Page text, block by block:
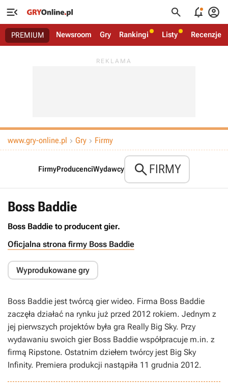
   
PREMIUM Newsroom Gry Rankingi Listy Recenzje
www.gry-online.pl  Gry  Firmy
FirmyProducenciWydawcy FIRMY
Boss Baddie
Boss Baddie to producent gier.
Oficjalna strona firmy Boss Baddie
Wyprodukowane gry
Boss Baddie jest twórcą gier wideo. Firma Boss Baddie
zaczęła działać na rynku już przed 2012 rokiem. Jednym z
jej pierwszych projektów była gra Really Big Sky. Przy
wydawaniu swoich gier Boss Baddie współpracuje m.in. z
firmą Ripstone. Ostatnim dziełem twórcy jest Big Sky
Infinity. Premiera produkcji nastąpiła 11 grudnia 2012.